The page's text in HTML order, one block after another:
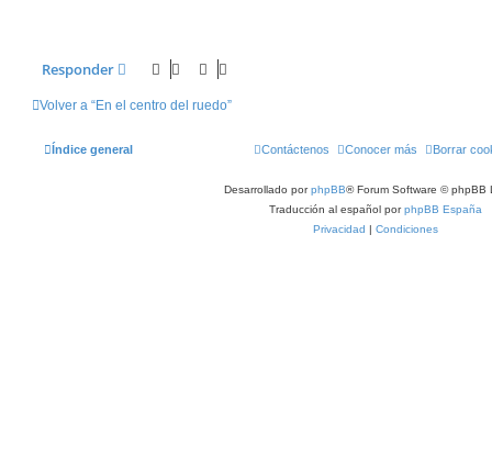
Responder
Volver a “En el centro del ruedo”
Índice general Borrar
Conocer más
Contáctenos
Desarrollado porphpBB® Forum Software © phpBB
Traducción al español porphpBB España
Privacidad | Condiciones